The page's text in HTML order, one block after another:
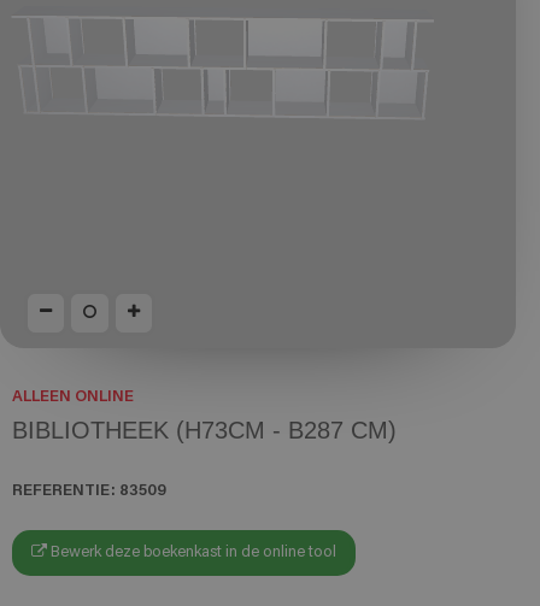
ALLEEN ONLINE
BIBLIOTHEEK (H73CM - B287 CM)
REFERENTIE: 83509
Bewerk deze boekenkast in de online tool